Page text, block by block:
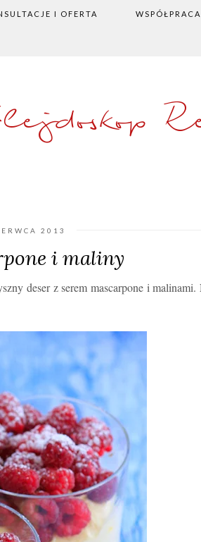
I OFERTA WSPÓŁPRACA
2013
i maliny
deser z serem mascarpone i